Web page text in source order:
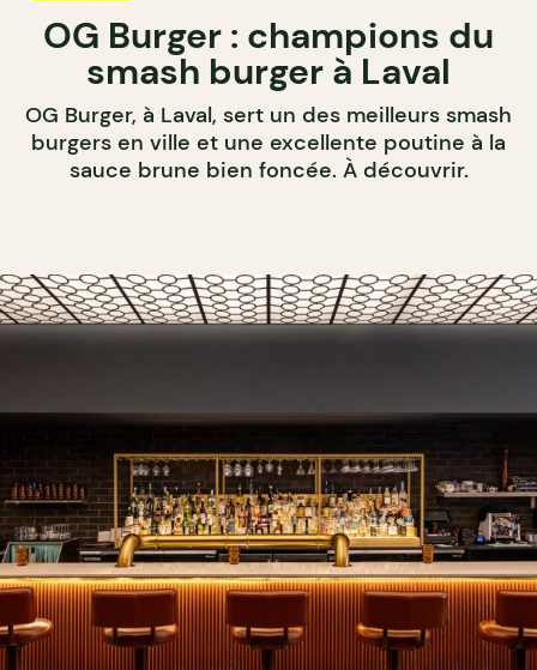
OG Burger : champions du
smash burger à Laval
OG Burger, à Laval, sert un des meilleurs smash
burgers en ville et une excellente poutine à la
sauce brune bien foncée. À découvrir.